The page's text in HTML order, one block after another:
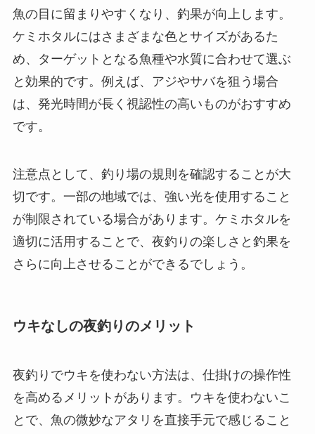
魚の目に留まりやすくなり、釣果が向上します。
ケミホタルにはさまざまな色とサイズがあるた
め、ターゲットとなる魚種や水質に合わせて選ぶ
と効果的です。例えば、アジやサバを狙う場合
は、発光時間が長く視認性の高いものがおすすめ
です。
注意点として、釣り場の規則を確認することが大
切です。一部の地域では、強い光を使用すること
が制限されている場合があります。ケミホタルを
適切に活用することで、夜釣りの楽しさと釣果を
さらに向上させることができるでしょう。
ウキなしの夜釣りのメリット
夜釣りでウキを使わない方法は、仕掛けの操作性
を高めるメリットがあります。ウキを使わないこ
とで、魚の微妙なアタリを直接手元で感じること